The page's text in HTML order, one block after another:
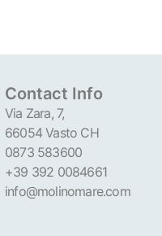
Contact Info
Via Zara, 7,
66054 Vasto CH
0873 583600
+39 392 0084661
info@molinomare.com